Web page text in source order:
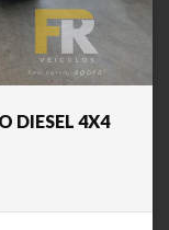
DIESEL 4X4